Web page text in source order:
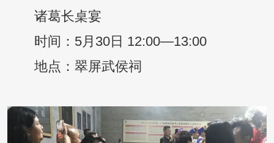
诸葛长桌宴
时间：5月30日 12:00—13:00
地点：翠屏武侯祠